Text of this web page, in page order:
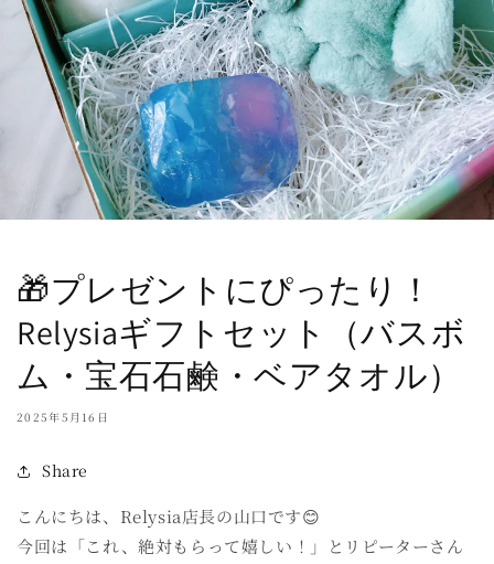
🎁プレゼントにぴったり！
Relysiaギフトセット（バスボ
ム・宝石石鹸・ベアタオル）
2025年5月16日
Share
こんにちは、Relysia店長の山口です😊
今回は「これ、絶対もらって嬉しい！」とリピーターさん